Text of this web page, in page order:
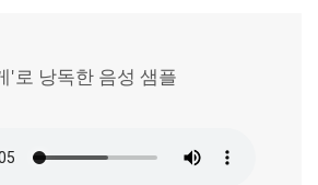
'로 낭독한 음성 샘플